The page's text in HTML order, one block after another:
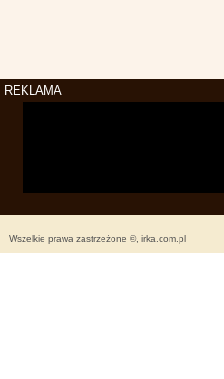
REKLAMA
Wszelkie prawa zastrzeżone ©, irka.com.pl